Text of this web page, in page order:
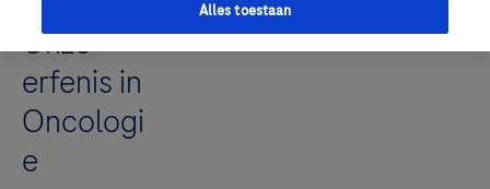
Onze
erfenisin
Oncologi
e
Alles toestaan